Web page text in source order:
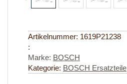
Artikelnummer: 1619P21238
:
Marke: BOSCH
Kategorie: BOSCH Ersatzteile